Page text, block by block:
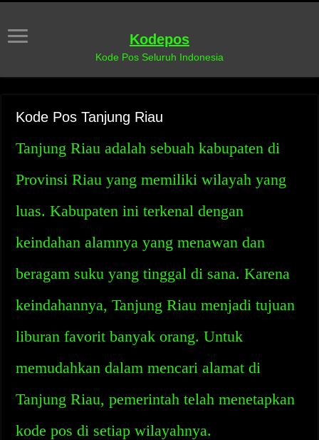
Kodepos
Kode Pos Seluruh Indonesia
Kode Pos Tanjung Riau
Tanjung Riau adalah sebuah kabupaten di
Provinsi Riau yang memiliki wilayah yang
luas. Kabupaten ini terkenal dengan
keindahan alamnya yang menawan dan
beragam suku yang tinggal di sana. Karena
keindahannya, Tanjung Riau menjadi tujuan
liburan favorit banyak orang. Untuk
memudahkan dalam mencari alamat di
Tanjung Riau, pemerintah telah menetapkan
kode pos di setiap wilayahnya.